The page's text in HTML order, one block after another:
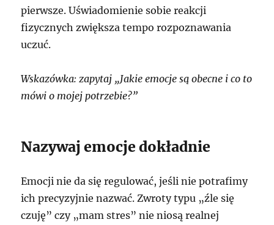
pierwsze. Uświadomienie sobie reakcji
fizycznych zwiększa tempo rozpoznawania
uczuć.
Wskazówka: zapytaj „Jakie emocje są obecne i co to
mówi o mojej potrzebie?”
Nazywaj emocje dokładnie
Emocji nie da się regulować, jeśli nie potrafimy
ich precyzyjnie nazwać. Zwroty typu „źle się
czuję” czy „mam stres” nie niosą realnej